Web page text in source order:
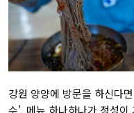
강원 양양에 방문을 하신다
수'. 메뉴 하나하나가 정성이